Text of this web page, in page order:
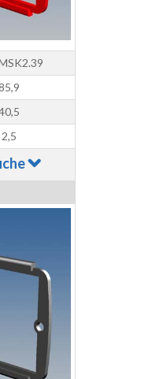
2,5